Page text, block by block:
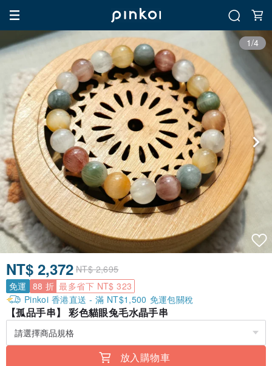
1/4
NT$ 2,372 NT$ 2,695
免運 88 折 最多省下 NT$ 323
Pinkoi 香港直送 - 滿 NT$1,500 免運包關稅
【孤品手串】 彩色貓眼兔毛水晶手串
放入購物車